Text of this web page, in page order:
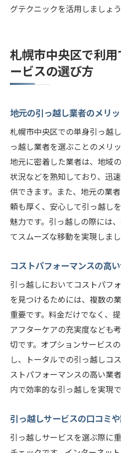
グテクニックを活用しましょう
札幌市中央区で利
ービスの選び方
地元の引っ越し業者のメリ
札幌市中央区での単身引っ越
っ越し業者を選ぶことのメリ
地元に密着した業者は、地域
状況などを熟知しており、迅
供できます。また、地元の業
頼も厚く、安心して引っ越し
魅力です。引っ越しの際には
てスムーズな移動を実現しまし
コストパフォーマンスの高
引っ越しにおいてコストパフ
を見つけるためには、複数の
重要です。料金だけでなく、
アフターケアの充実度なども
切です。オプションサービス
し、トータルでの引っ越しコ
ストパフォーマンスの高い業
内で効率的な引っ越しを実現で
引っ越しサービスの口コミ
引っ越しサービスを選ぶ際に